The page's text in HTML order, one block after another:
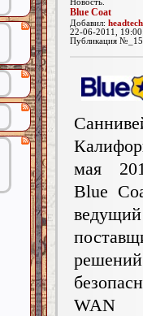
Новость.
Blue Coat
Добавил:
22-06-2011,
Публикация
мая
Blue
ведущий
WAN